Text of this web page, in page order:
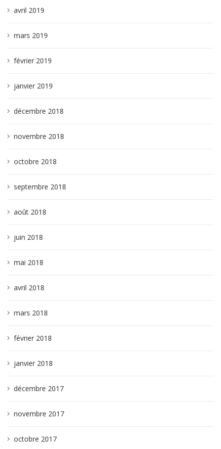
avril 2019
mars 2019
février 2019
janvier 2019
décembre 2018
novembre 2018
octobre 2018
septembre 2018
août 2018
juin 2018
mai 2018
avril 2018
mars 2018
février 2018
janvier 2018
décembre 2017
novembre 2017
octobre 2017